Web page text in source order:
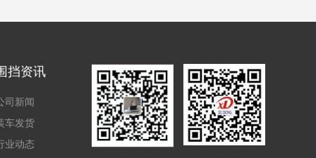
挡资讯
司新闻
车发货
业动态